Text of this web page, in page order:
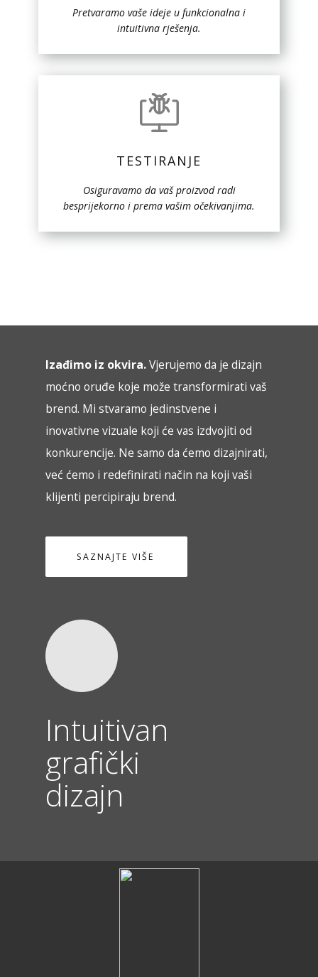
Pretvaramo vaše ideje u funkcionalna i
intuitivna rješenja.
TESTIRANJE
Osiguravamo da vaš proizvod radi
besprijekorno i prema vašim očekivanjima.
Izađimo iz okvira.Vjerujemo da je dizajn
moćno oruđe koje može transformirati vaš
brend. Mi stvaramo jedinstvene i
inovativne vizuale koji će vas izdvojiti od
konkurencije. Ne samo da ćemo dizajnirati,
već ćemo i redefinirati način na koji vaši
klijenti percipiraju brend.
SAZNAJTE VIŠE
Intuitivan
grafički
dizajn